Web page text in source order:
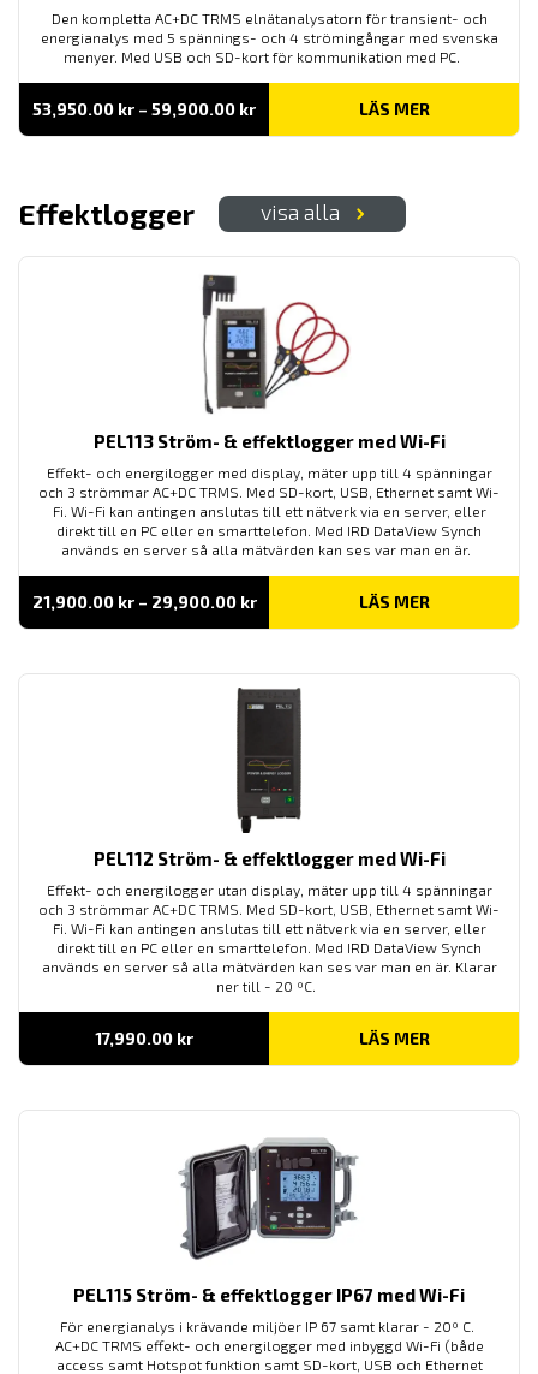
Den kompletta AC+DC TRMS elnätanalysatorn för transient- och
energianalys med 5 spännings- och 4 strömingångar med svenska
menyer. Med USB och SD-kort för kommunikation med PC.
53,950.00 kr – 59,900.00 krPrisintervall:
till
LÄS MER
Effektlogger visa alla
PEL113 Ström- & effektlogger med Wi-Fi
Effekt- och energilogger med display, mäter upp till 4 spänningar
och 3 strömmar AC+DC TRMS. Med SD-kort, USB, Ethernet samt Wi-
Fi. Wi-Fi kan antingen anslutas till ett nätverk via en server, eller
direkt till en PC eller en smarttelefon. Med IRD DataView Synch
används en server så alla mätvärden kan ses var man en är.
21,900.00 kr – 29,900.00 krPrisintervall:
till
LÄS MER
PEL112 Ström- & effektlogger med Wi-Fi
Effekt- och energilogger utan display, mäter upp till 4 spänningar
och 3 strömmar AC+DC TRMS. Med SD-kort, USB, Ethernet samt Wi-
Fi. Wi-Fi kan antingen anslutas till ett nätverk via en server, eller
direkt till en PC eller en smarttelefon. Med IRD DataView Synch
används en server så alla mätvärden kan ses var man en är. Klarar
ner till - 20 ºC.
17,990.00 kr LÄS MER
PEL115 Ström- & effektlogger IP67 med Wi-Fi
För energianalys i krävande miljöer IP 67 samt klarar - 20º C.
AC+DC TRMS effekt- och energilogger med inbyggd Wi-Fi (både
access samt Hotspot funktion samt SD-kort, USB och Ethernet